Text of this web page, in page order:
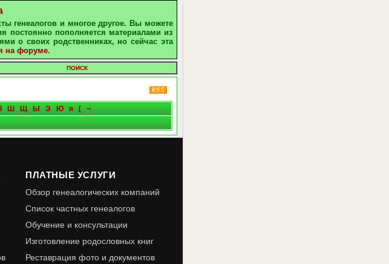
генеалогов и многое другое. Вы можете
постоянно пополняется материалами из
о своих родственниках, но сейчас эта
на форуме.
ПОИСК
Ш Щ Ы Э Ю я [
¬
ПЛАТНЫЕ УСЛУГИ
Обзор генеалогических компаний
Список частных генеалогов
Обучение и консультации
Изготовление родословных книг
Реставрация фото и документов